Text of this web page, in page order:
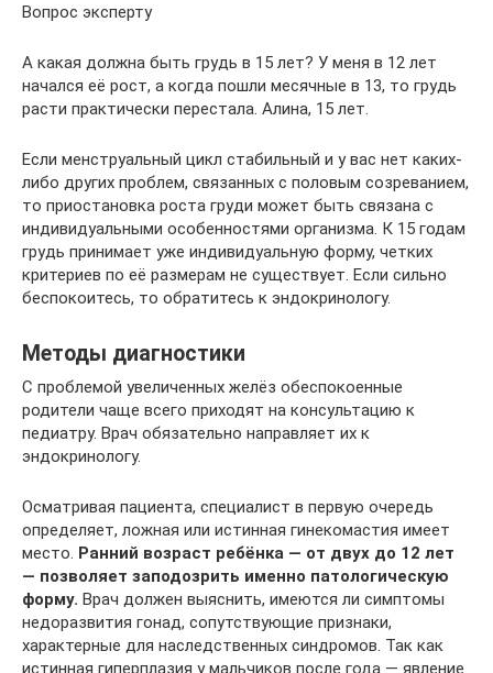
Вопрос эксперту
А какая должна быть грудь в 15 лет? У меня в 12 лет
начался её рост, а когда пошли месячные в 13, то грудь
расти практически перестала. Алина, 15 лет.
Если менструальный цикл стабильный и у вас нет каких-
либо других проблем, связанных с половым созреванием,
то приостановка роста груди может быть связана с
индивидуальными особенностями организма. К 15 годам
грудь принимает уже индивидуальную форму, четких
критериев по её размерам не существует. Если сильно
беспокоитесь, то обратитесь к эндокринологу.
Методы диагностики
С проблемой увеличенных желёз обеспокоенные
родители чаще всего приходят на консультацию к
педиатру. Врач обязательно направляет их к
эндокринологу.
Осматривая пациента, специалист в первую очередь
определяет, ложная или истинная гинекомастия имеет
место. Ранний возраст ребёнка — от двух до 12 лет
— позволяет заподозрить именно патологическую
форму. Врач должен выяснить, имеются ли симптомы
недоразвития гонад, сопутствующие признаки,
характерные для наследственных синдромов. Так как
истинная гиперплазия у мальчиков после года — явление